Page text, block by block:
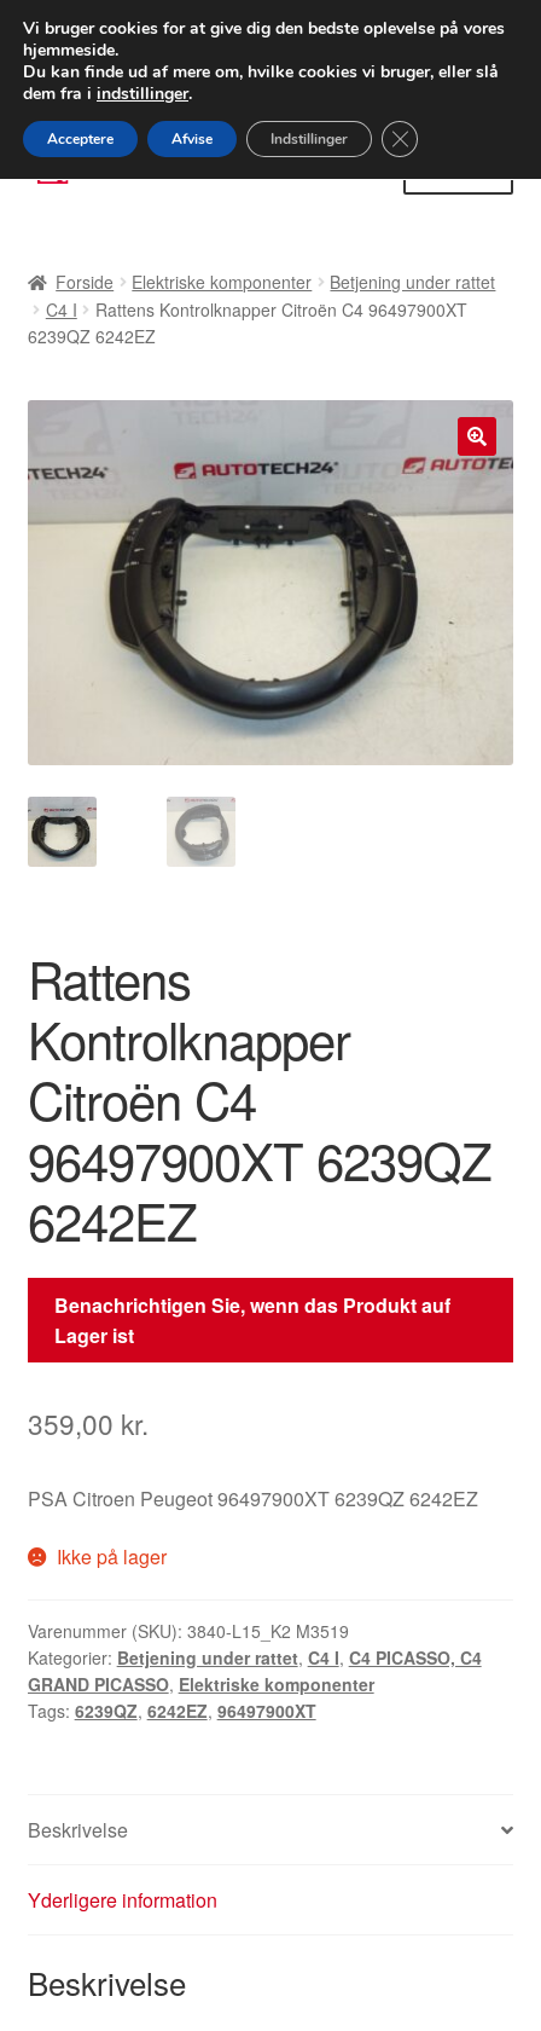
LEVERING fra 55 kr.
FEDEX verdensomspændende forsendelse
80 82 72 02
Spring
til
Spring
til
Betalinger
Klageprocedure
Om os
Forside Elektriske komponenter
Betjening under rattet
C4 I
Rattens Kontrolknapper Citroën C4 96497900XT
6239QZ 6242EZ
🔍
Rattens
Kontrolknapper
Citroën C4
96497900XT 6239QZ
6242EZ
Benachrichtigen Sie, wenn das Produkt auf
Lager ist
359,00 kr.
PSA Citroen Peugeot 96497900XT 6239QZ 6242EZ
Ikke på lager
Varenummer (SKU): 3840-L15_K2 M3519
Kategorier: Betjening under rattet, C4 I, C4 PICASSO, C4
GRAND PICASSO, Elektriske komponenter
Tags: 6239QZ, 6242EZ, 96497900XT
Beskrivelse
Yderligere information
Beskrivelse
Vi bruger cookies for at give dig den bedste oplevelse på vores
hjemmeside.
Du kan finde ud af mere om, hvilke cookies vi bruger, eller slå
dem fra i indstillinger.
Acceptere Afvise Indstillinger Close GDPR